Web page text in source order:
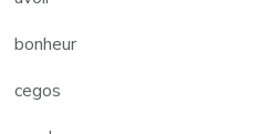
bonheur
cegos